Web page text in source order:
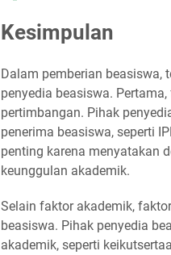
Kesimpulan
Dalam pemberian beasiswa,
penyedia beasiswa.
pertimbangan. Pihak
penerima beasiswa, seperti
penting karena menyatakan
keunggulan akademik.
Selain faktor akademik,
beasiswa. Pihak penyedia
akademik, seperti